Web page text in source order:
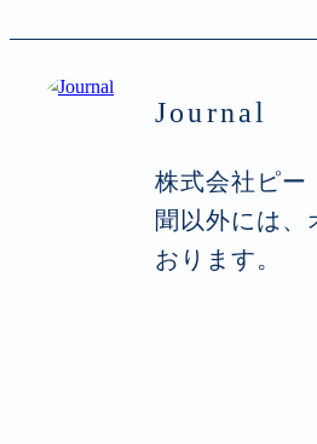
Journal
株式会社ピー
聞以外には
おります。